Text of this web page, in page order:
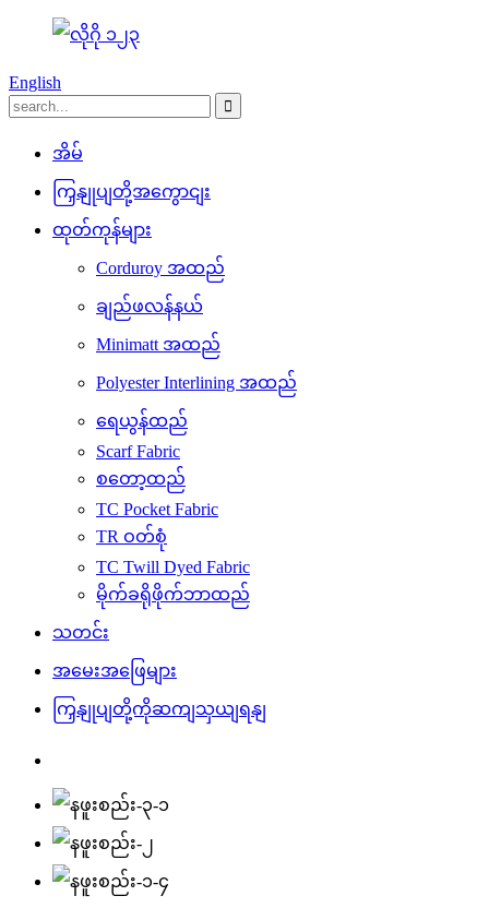
English
အိမ်
ကြှနျုပျတို့အကွောငျး
ထုတ်ကုန်များ
Corduroy အထည်
ချည်ဖလန်နယ်
Minimatt အထည်
Polyester Interlining အထည်
ရေယွန်ထည်
Scarf Fabric
စတော့ထည်
TC Pocket Fabric
TR ဝတ်စုံ
TC Twill Dyed Fabric
မိုက်ခရိုဖိုက်ဘာထည်
သတင်း
အမေးအဖြေများ
ကြှနျုပျတို့ကိုဆကျသှယျရနျ